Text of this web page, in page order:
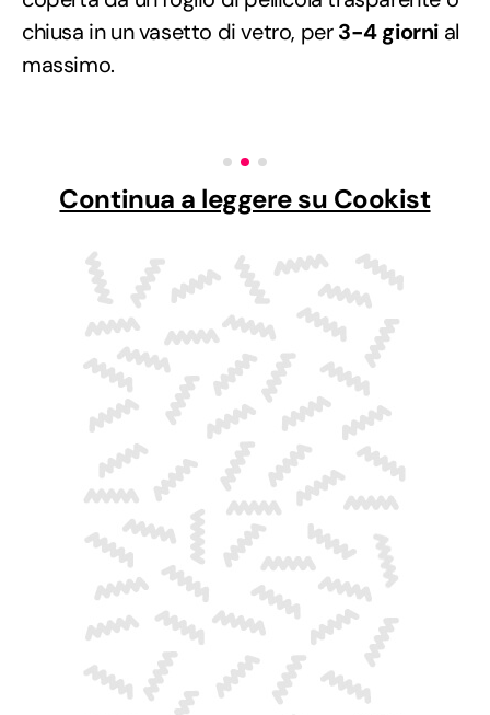
chiusa in un vasetto di vetro, per3-4 giorni al
massimo.
Continua a leggere su Cookist